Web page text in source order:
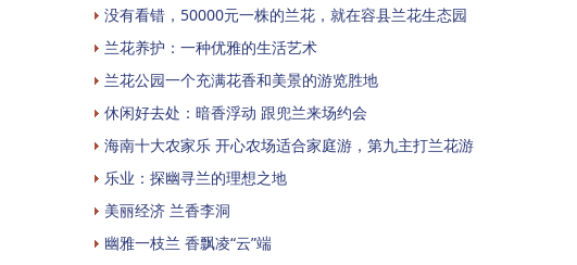
没有看错，50000元一株的兰花，就在容县兰花生态园
兰花养护：一种优雅的生活艺术
兰花公园一个充满花香和美景的游览胜地
休闲好去处：暗香浮动 跟兜兰来场约会
海南十大农家乐 开心农场适合家庭游，第九主打兰花游
乐业：探幽寻兰的理想之地
美丽经济 兰香李洞
幽雅一枝兰 香飘凌“云”端